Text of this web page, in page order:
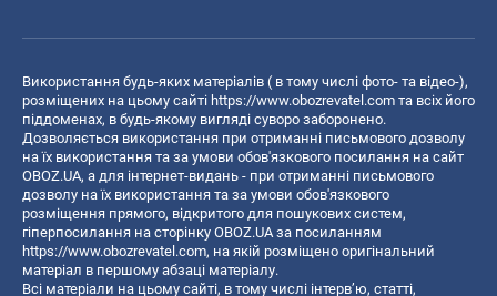
Використання будь-яких матеріалів ( в тому числі фото- та відео-),
розміщених на цьому сайті https://www.obozrevatel.com та всіх його
піддоменах, в будь-якому вигляді суворо заборонено.
Дозволяється використання при отриманні письмового дозволу
на їх використання та за умови обов'язкового посилання на сайт
OBOZ.UA, а для інтернет-видань - при отриманні письмового
дозволу на їх використання та за умови обов'язкового
розміщення прямого, відкритого для пошукових систем,
гіперпосилання на сторінку OBOZ.UA за посиланням
https://www.obozrevatel.com, на якій розміщено оригінальний
матеріал в першому абзаці матеріалу.
Всі матеріали на цьому сайті, в тому числі інтерв’ю, статті,